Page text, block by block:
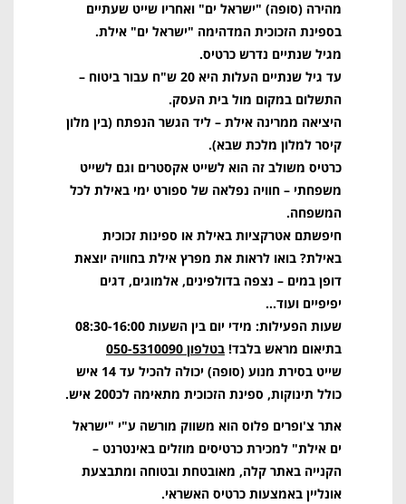
מהירה (סופה) "ישראל ים" ואחריו שייט שעתיים
בספינת הזכוכית המדהימה "ישראל ים" אילת.
מגיל שנתיים נדרש כרטיס.
עד גיל שנתיים העלות היא 20 ש"ח עבור ביטוח –
התשלום במקום מול בית העסק.
היציאה ממרינה אילת – ליד הגשר הנפתח (בין מלון
קיסר למלון מלכת שבא).
כרטיס משולב זה הוא לשייט אקסטרים וגם לשייט
משפחתי – חוויה נפלאה של ספורט ימי באילת לכל
המשפחה.
חיפשתם אטרקציות באילת או ספינות זכוכית
באילת? בואו לראות את מפרץ אילת בחוויה יוצאת
דופן במים – נצפה בדולפינים, אלמוגים, דגים
יפיפיים ועוד…
שעות הפעילות: מידי יום בין השעות 08:30-16:00
בתיאום מראש בלבד! בטלפון 050-5310090
שייט בסירת מנוע (סופה) יכולה להכיל עד 14 איש
כולל תינוקות, ספינת הזכוכית מתאימה לכ200 איש.
אתר צ'ופרים פלוס הוא משווק מורשה ע"י "ישראל
ים אילת" למכירת כרטיסים מוזלים באינטרנט –
הקנייה באתר קלה, מאובטחת ובטוחה ומתבצעת
אונליין באמצעות כרטיס האשראי.